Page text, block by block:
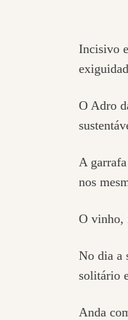
Incisivo
O Adro
A
nos
O vinho,
No dia a
solitário
Anda